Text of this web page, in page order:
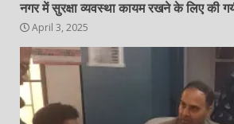
नगर में सुरक्षा व्यवस्था कायम रखने के लिए की
April 3, 2025